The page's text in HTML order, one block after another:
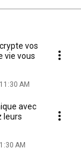
vos
vie vous
AM
avec
leurs
AM